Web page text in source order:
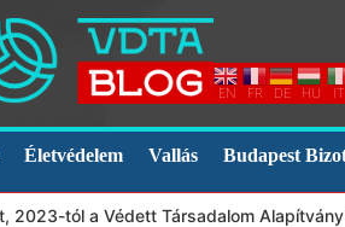
EN FR DE HU IT
Életvédelem Vallás Budapest
a Védett Társadalom Alapítvány